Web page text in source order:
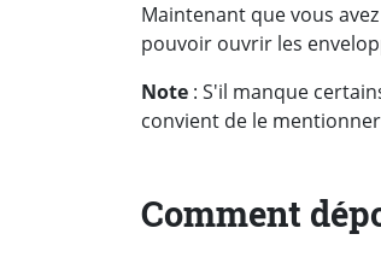
Maintenant que vous
pouvoir ouvrir les
Note : S'il manque
convient de le
Comment